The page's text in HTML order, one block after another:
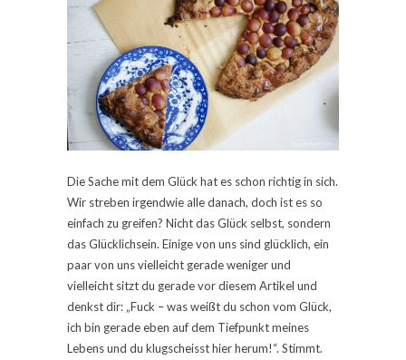
Die Sache mit dem Glück hat es schon richtig in sich.
Wir streben irgendwie alle danach, doch ist es so
einfach zu greifen? Nicht das Glück selbst, sondern
das Glücklichsein. Einige von uns sind glücklich, ein
paar von uns vielleicht gerade weniger und
vielleicht sitzt du gerade vor diesem Artikel und
denkst dir: „Fuck – was weißt du schon vom Glück,
ich bin gerade eben auf dem Tiefpunkt meines
Lebens und du klugscheisst hier herum!“. Stimmt.